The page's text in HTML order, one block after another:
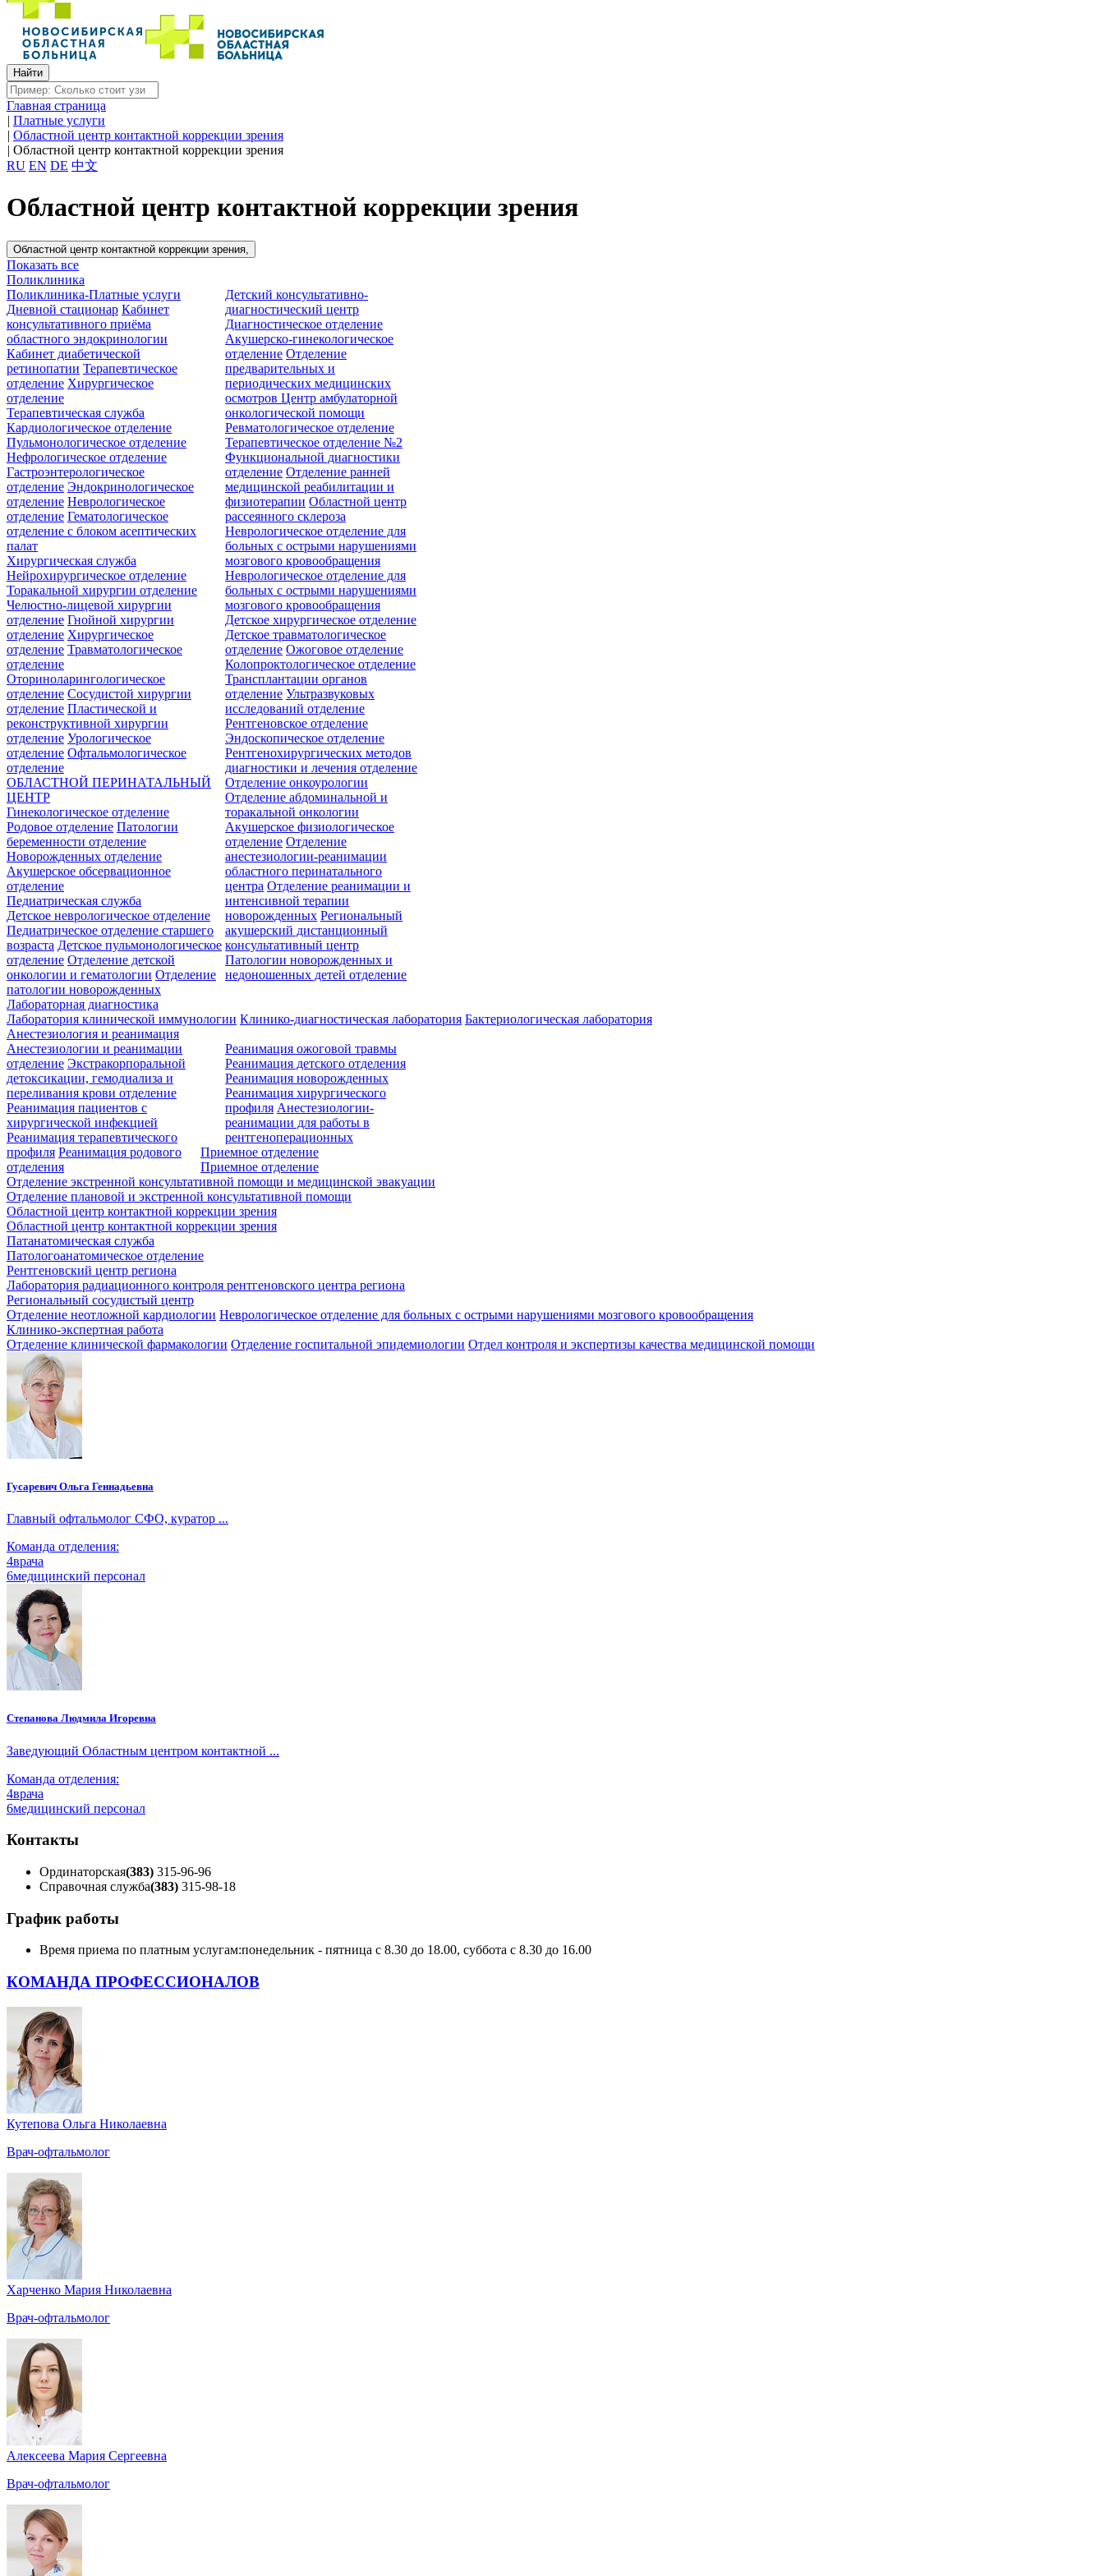
Главная страница
| Платные услуги
| Областной центр контактной коррекции зрения
| Областной центр контактной коррекции зрения
RU EN DE 中文
Областной центр контактной коррекции зрения
Областной центр контактной коррекции зрения,
Показать все
Поликлиника
Поликлиника-Платные услуги
Дневной стационар Кабинет
консультативного приёма
областного эндокринологии
Кабинет диабетической
ретинопатии Терапевтическое
отделение Хирургическое
отделение
Детский консультативно-
диагностический центр
Диагностическое отделение
Акушерско-гинекологическое
отделение Отделение
предварительных и
периодических медицинских
осмотровЦентр амбулаторной
онкологической помощи
Терапевтическая служба
Кардиологическое отделение
Пульмонологическое отделение
Нефрологическое отделение
Гастроэнтерологическое
отделение Эндокринологическое
отделение Неврологическое
отделение Гематологическое
отделение c блоком асептических
палат
Ревматологическое отделение
Терапевтическое отделение №2
Функциональной диагностики
отделение Отделение ранней
медицинской реабилитации и
физиотерапии Областной центр
рассеянного склероза
Неврологическое отделение для
больных с острыми нарушениями
мозгового кровообращения
Неврологическое отделение для
больных с острыми нарушениями
мозгового кровообращения
Хирургическая служба
Нейрохирургическое отделение
Торакальной хирургии отделение
Челюстно-лицевой хирургии
отделение Гнойной хирургии
отделение Хирургическое
отделение Травматологическое
отделение
Оториноларингологическое
отделение Сосудистой хирургии
отделение Пластической и
реконструктивной хирургии
отделение Урологическое
отделение Офтальмологическое
отделение
Детское хирургическое отделение
Детское травматологическое
отделение Ожоговое отделение
Колопроктологическое отделение
Трансплантации органов
отделение Ультразвуковых
исследований отделение
Рентгеновское отделение
Эндоскопическое отделение
Рентгенохирургических методов
диагностики и лечения отделение
Отделение онкоурологии
Отделение абдоминальной и
торакальной онкологии
ОБЛАСТНОЙ ПЕРИНАТАЛЬНЫЙ
ЦЕНТР
Гинекологическое отделение
Родовое отделение Патологии
беременности отделение
Новорожденных отделение
Акушерское обсервационное
отделение
Акушерское физиологическое
отделение Отделение
анестезиологии-реанимации
областного перинатального
центра Отделение реанимации и
интенсивной терапии
новорожденных Региональный
акушерский дистанционный
консультативный центр
Патологии новорожденных и
недоношенных детей отделение
Педиатрическая служба
Детское неврологическое отделение
Педиатрическое отделение старшего
возраста Детское пульмонологическое
отделение Отделение детской
онкологии и гематологии Отделение
патологии новорожденных
Лабораторная диагностика
Лаборатория клинической иммунологии Клинико-диагностическая лаборатория Бактериологическая лаборатория
Анестезиология и реанимация
Анестезиологии и реанимации
отделение Экстракорпоральной
детоксикации, гемодиализа и
переливания крови отделение
Реанимация пациентов с
хирургической инфекцией
Реанимация терапевтического
профиля Реанимация родового
отделения
Реанимация ожоговой травмы
Реанимация детского отделения
Реанимация новорожденных
Реанимация хирургического
профиля Анестезиологии-
реанимации для работы в
рентгеноперационных
Приемное отделение
Приемное отделение
Отделение экстренной консультативной помощи и медицинской эвакуации
Отделение плановой и экстренной консультативной помощи
Областной центр контактной коррекции зрения
Областной центр контактной коррекции зрения
Патанатомическая служба
Патологоанатомическое отделение
Рентгеновский центр региона
Лаборатория радиационного контроля рентгеновского центра региона
Региональный сосудистый центр
Отделение неотложной кардиологии Неврологическое отделение для больных с острыми нарушениями мозгового кровообращения
Клинико-экспертная работа
Отделение клинической фармакологии Отделение госпитальной эпидемиологии Отдел контроля и экспертизы качества медицинской помощи
Гусаревич Ольга Геннадьевна
Главный офтальмолог СФО, куратор ...
Команда отделения:
4врача
6медицинский персонал
Степанова Людмила Игоревна
Заведующий Областным центром контактной ...
Команда отделения:
4врача
6медицинский персонал
Контакты
Ординаторская(383) 315-96-96
Справочная служба(383) 315-98-18
График работы
Время приема по платным услугам:понедельник - пятница с 8.30 до 18.00, суббота с 8.30 до 16.00
КОМАНДА ПРОФЕССИОНАЛОВ
Кутепова Ольга Николаевна
Врач-офтальмолог
Харченко Мария Николаевна
Врач-офтальмолог
Алексеева Мария Сергеевна
Врач-офтальмолог